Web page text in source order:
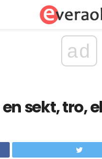
ad
sekt, tro,